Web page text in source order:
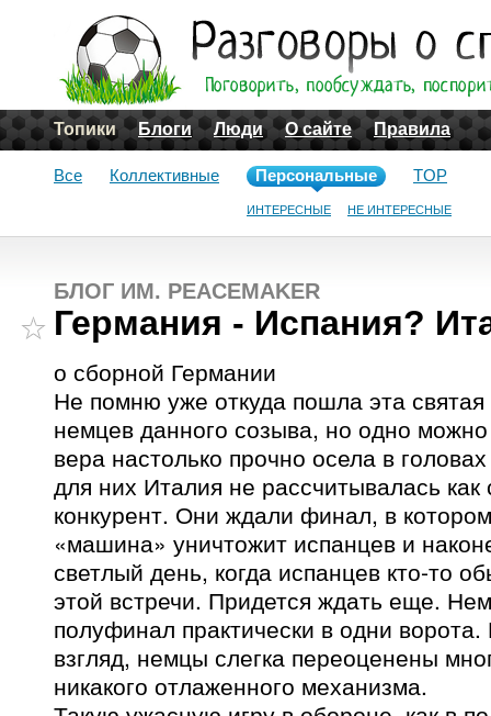
Топики Блоги Люди О сайте Правила
Все Коллективные Персональные
ИНТЕРЕСНЫЕ НЕ ИНТЕРЕСНЫЕ
TOP
БЛОГ ИМ. PEACEMAKER
Германия - Испания?
о сборной Германии
Не помню уже откуда пошла эта
немцев данного созыва, но одно можно
вера настолько прочно осела в
для них Италия не рассчитывалась как
конкурент. Они ждали финал, в
«машина» уничтожит испанцев и
светлый день, когда испанцев кто-то
этой встречи. Придется ждать еще.
полуфинал практически в одни
взгляд, немцы слегка переоценены
никакого отлаженного механизма.